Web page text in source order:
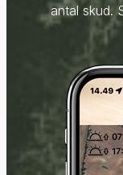
antal skud.